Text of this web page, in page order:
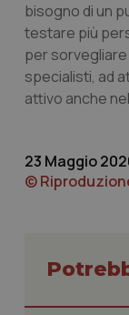
bisogno di un
testare più
per sorvegliare
specialisti, ad
attivo anche
23 Maggio
©